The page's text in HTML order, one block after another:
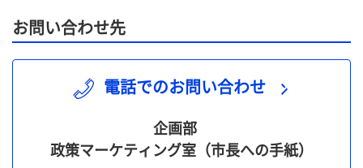
お問い合わせ先
電話でのお問い合わせ
企画部
政策マーケティング室（市長への手紙）